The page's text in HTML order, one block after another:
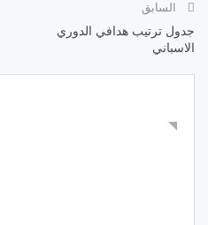
السابق
جدول ترتيب هدافي الدوري
الاسباني